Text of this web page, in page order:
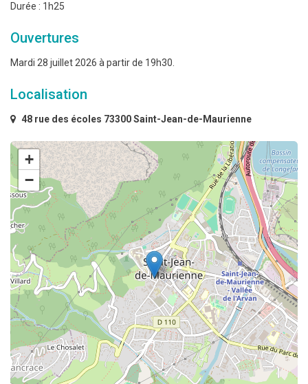
Durée : 1h25
Ouvertures
Mardi 28 juillet 2026 à partir de 19h30.
Localisation
48 rue des écoles 73300 Saint-Jean-de-Maurienne
+
−